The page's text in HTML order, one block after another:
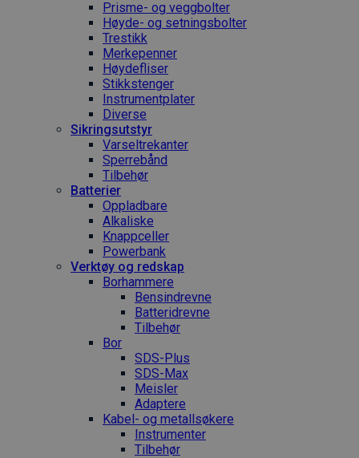
Prisme- og veggbolter
Høyde- og setningsbolter
Trestikk
Merkepenner
Høydefliser
Stikkstenger
Instrumentplater
Diverse
Sikringsutstyr
Varseltrekanter
Sperrebånd
Tilbehør
Batterier
Oppladbare
Alkaliske
Knappceller
Powerbank
Verktøy og redskap
Borhammere
Bensindrevne
Batteridrevne
Tilbehør
Bor
SDS-Plus
SDS-Max
Meisler
Adaptere
Kabel- og metallsøkere
Instrumenter
Tilbehør